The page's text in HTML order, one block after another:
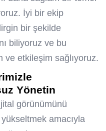
İyi bir ekip
bir şekilde
biliyoruz ve bu
etkileşim sağlıyoruz.
Yönetin
görünümünü
amacıyla